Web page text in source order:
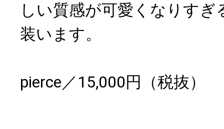
しい質感が可愛くなりす
装います。
pierce／15,000円（税抜）